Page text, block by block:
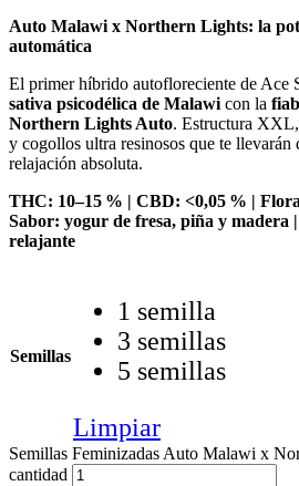
Auto Malawi x Northern Lights: la
automática
El primer híbrido autofloreciente de Ace
sativa psicodélica de Malawi con la
Northern Lights Auto. Estructura
y cogollos ultra resinosos que te llevarán
relajación absoluta.
THC: 10–15 % | CBD: <0,05 % |
Sabor: yogur de fresa, piña y madera
relajante
Semillas
1 semilla
3 semillas
5 semillas
Limpiar
Semillas Feminizadas Auto Malawi x
cantidad